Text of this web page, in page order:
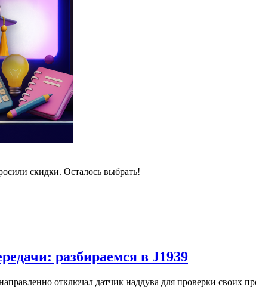
скидки. Осталось выбрать!
разбираемся в J1939
отключал датчик наддува для проверки своих